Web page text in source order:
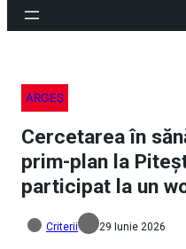
ARGEȘ
Cercetarea în
prim-plan la
participat la un
Criterii 29 Iunie 2026